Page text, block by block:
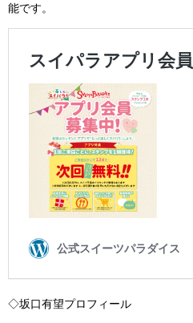
能です。
◇坂口有望プロフィール